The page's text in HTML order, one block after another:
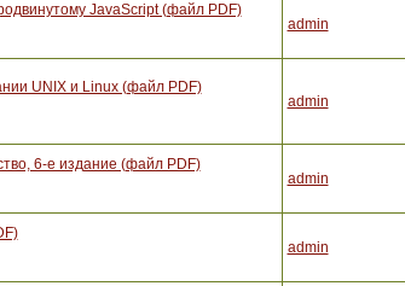
JavaScript (файл PDF)
admin
UNIX и Linux (файл PDF)
admin
6-е издание (файл PDF)
admin
admin